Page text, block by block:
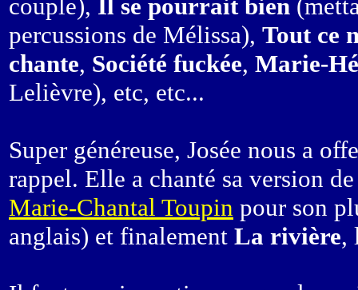
couple), Il se pourrait bien
percussions de Mélissa), Tout ce
chante, Société fuckée, Marie-
Lelièvre), etc, etc...
Super généreuse, Josée nous a
rappel. Elle a chanté sa version
Marie-Chantal Toupin pour son
anglais) et finalement La rivière,